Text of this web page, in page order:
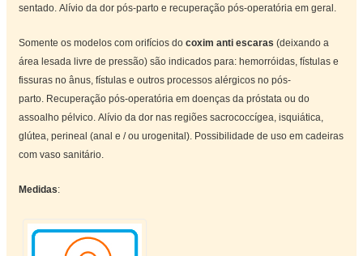
sentado.Alívio da dor pós-parto e recuperação pós-operatória em geral.
Somente os modelos com orifícios docoxim anti escaras(deixando a
área lesada livre de pressão) são indicados para: hemorróidas, fístulas e
fissuras no ânus, fístulas e outros processos alérgicos no pós-
parto. Recuperação pós-operatória em doenças da próstata ou do
assoalho pélvico.Alívio da dor nas regiões sacrococcígea, isquiática,
glútea, perineal (anal e / ou urogenital). Possibilidade de uso em cadeiras
com vaso sanitário.
Medidas: